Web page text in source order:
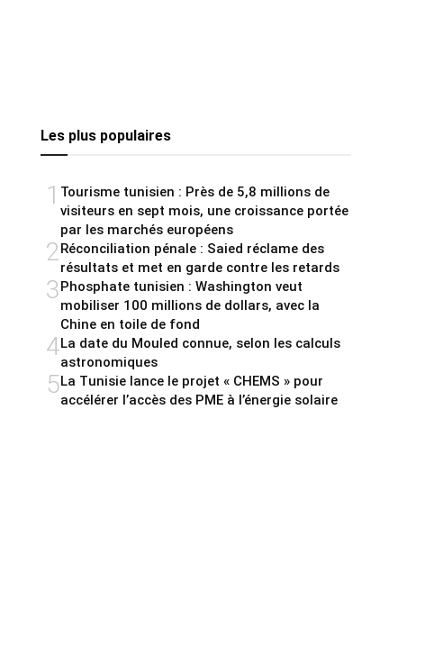
Les plus populaires
1 Tourisme tunisien : Près de 5,8 millions de
visiteurs en sept mois, une croissance portée
par les marchés européens
2Réconciliation pénale : Saied réclame des
résultats et met en garde contre les retards
3Phosphate tunisien : Washington veut
mobiliser 100 millions de dollars, avec la
Chine en toile de fond
4La date du Mouled connue, selon les calculs
astronomiques
5La Tunisie lance le projet « CHEMS » pour
accélérer l’accès des PME à l’énergie solaire